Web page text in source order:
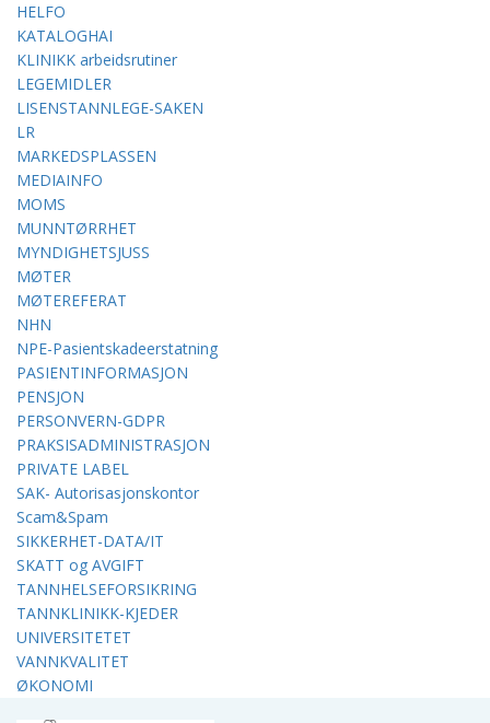
HELFO
KATALOGHAI
KLINIKK arbeidsrutiner
LEGEMIDLER
LISENSTANNLEGE-SAKEN
LR
MARKEDSPLASSEN
MEDIAINFO
MOMS
MUNNTØRRHET
MYNDIGHETSJUSS
MØTER
MØTEREFERAT
NHN
NPE-Pasientskadeerstatning
PASIENTINFORMASJON
PENSJON
PERSONVERN-GDPR
PRAKSISADMINISTRASJON
PRIVATE LABEL
SAK- Autorisasjonskontor
Scam&Spam
SIKKERHET-DATA/IT
SKATT og AVGIFT
TANNHELSEFORSIKRING
TANNKLINIKK-KJEDER
UNIVERSITETET
VANNKVALITET
ØKONOMI